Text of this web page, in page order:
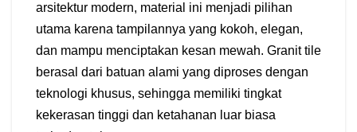
arsitektur modern, material ini menjadi pilihan
utama karena tampilannya yang kokoh, elegan,
dan mampu menciptakan kesan mewah. Granit tile
berasal dari batuan alami yang diproses dengan
teknologi khusus, sehingga memiliki tingkat
kekerasan tinggi dan ketahanan luar biasa